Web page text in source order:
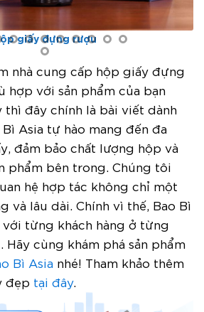
giấy đựng rượu
nhà cung cấp hộp giấy đựng
hợp với sản phẩm của bạn
thì đây chính là bài viết dành
Asia tự hào mang đến đa
đảm bảo chất lượng hộp và
phẩm bên trong. Chúng tôi
hệ hợp tác không chỉ một
và lâu dài. Chính vì thế, Bao Bì
với từng khách hàng ở từng
cùng khám phá sản phẩm
Bì Asia nhé! Tham khảo thêm
đẹp tại đây.